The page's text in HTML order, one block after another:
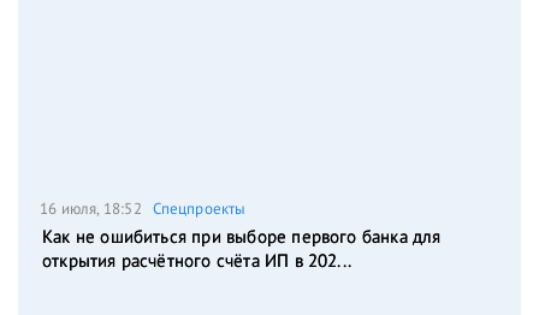
16 июля, 18:52 Спецпроекты
Как не ошибиться при выборе первого банка для
открытия расчётного счёта ИП в 202...